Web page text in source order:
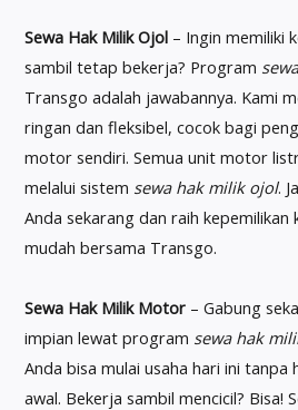
Sewa Hak Milik Ojol – Ingin memiliki
sambil tetap bekerja? Program
Transgo adalah jawabannya. Kami
ringan dan fleksibel, cocok bagi
motor sendiri. Semua unit motor
melalui sistem sewa hak milik ojol.
Anda sekarang dan raih kepemilikan
mudah bersama Transgo.
Sewa Hak Milik Motor– Gabung
impian lewat program sewa hak
Anda bisa mulai usaha hari ini tanpa
awal. Bekerja sambil mencicil? Bisa!